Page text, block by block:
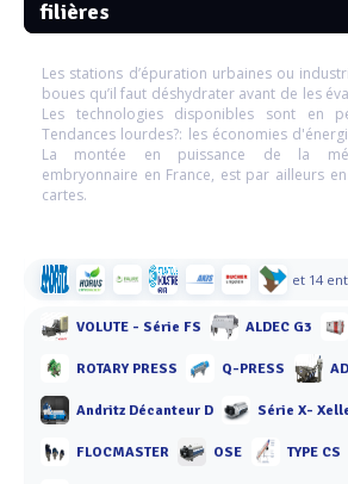
filières
Les stations d’épuration urbaines ou
boues qu’il faut déshydrater avant de les
Les technologies disponibles sont en
Tendances lourdes?: les économies
La montée en puissance de la
embryonnaire en France, est par ailleurs
cartes.
et 14
VOLUTE - Série FS ALDEC G3
ROTARY PRESS Q-PRESS
Andritz Décanteur D Série X-
FLOCMASTER OSE TYPE CS